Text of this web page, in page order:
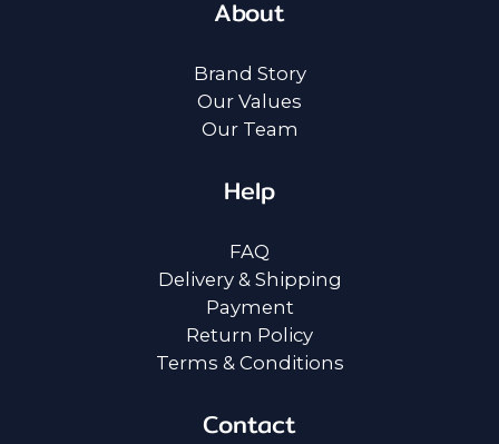
About
Brand Story
Our Values
Our Team
Help
FAQ
Delivery & Shipping
Payment
Return Policy
Terms & Conditions
Contact